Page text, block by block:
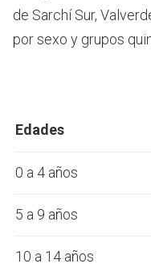
de Sarchí Sur,
por sexo y grupos
Edades
0 a 4 años
5 a 9 años
10 a 14 años